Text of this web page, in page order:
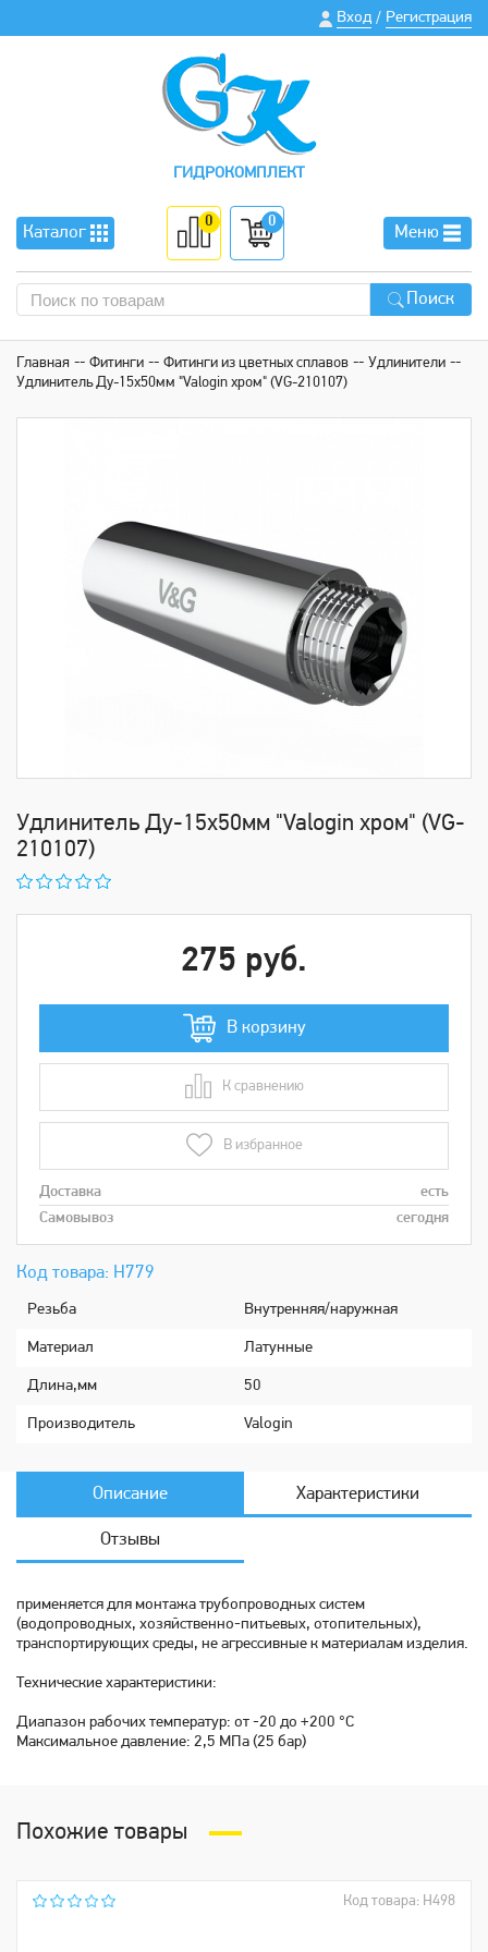
Вход / Регистрация
ГИДРОКОМПЛЕКТ
Каталог
0 0
Меню
Поиск
Главная Фитинги Фитинги из цветных сплавов
Удлинители
Удлинитель Ду-15х50мм "Valogin хром" (VG-210107)
Удлинитель Ду-15х50мм "Valogin хром" (VG-
210107)
Код товара: Н779
Рeзьбa Внутренняя/наружная
Мaтериaл Латунные
Длина,мм 50
Производитель Valogin
275 руб.
В корзину
К сравнению
В сравнении
В избранное
Доставка
есть
Самовывоз
сегодня
Описание Характеристики
Отзывы
применяется для монтажа трубопроводных систем
(водопроводных, хозяйственно-питьевых, отопительных),
транспортирующих среды, не агрессивные к материалам изделия.
Технические характеристики:
Диапазон рабочих температур: от -20 до +200 °С
Максимальное давление: 2,5 МПа (25 бар)
Похожие товары
Код товара: Н498